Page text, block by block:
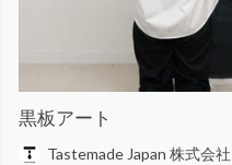
黒板アート
Tastemade Japan 株式会社